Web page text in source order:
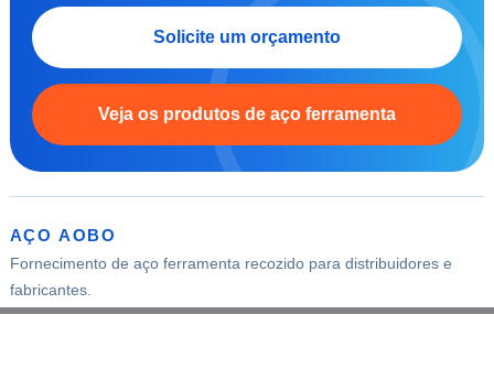
Solicite um orçamento
Veja os produtos de aço ferramenta
AÇO AOBO
Fornecimento de aço ferramenta recozido para distribuidores e
fabricantes.